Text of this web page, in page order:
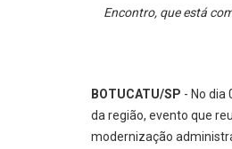
Encontro, que está
BOTUCATU/SP - No dia
da região, evento que
modernização